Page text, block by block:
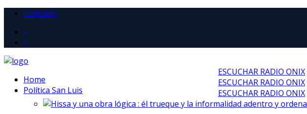
Contacto
ESCUCHAR RADIO ONIX
ESCUCHAR RADIO ONIX
ESCUCHAR RADIO ONIX
Home
Política San Luis